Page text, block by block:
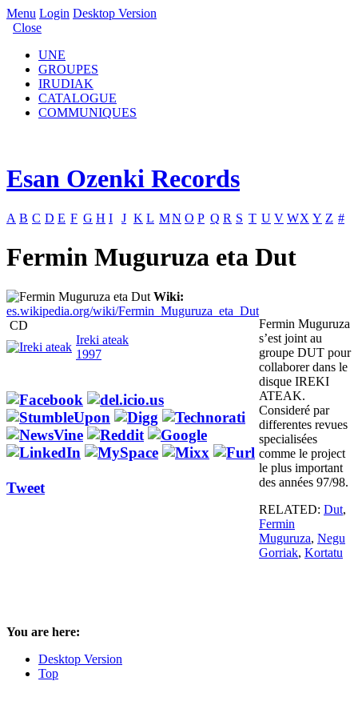
Menu Login Desktop Version
Close
UNE
GROUPES
IRUDIAK
CATALOGUE
COMMUNIQUES
Esan Ozenki Records
A B C D E F G H I J K L MN O P Q R S T U V WX Y Z #
Fermin Muguruza eta Dut
Wiki:
es.wikipedia.org/wiki/Fermin_Muguruza_eta_Dut
CD
Ireki ateak
1997
Tweet
Fermin Muguruza
s’est joint au
groupe DUT pour
collaborer dans le
disque IREKI
ATEAK.
Consideré par
differentes revues
specialisées
comme le project
le plus important
des années 97/98.
RELATED: Dut,
Fermin
Muguruza, Negu
Gorriak, Kortatu
You are here:
Desktop Version
Top